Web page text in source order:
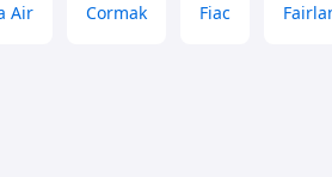
Air Cormak Fiac